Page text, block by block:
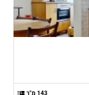
143 מ"ר